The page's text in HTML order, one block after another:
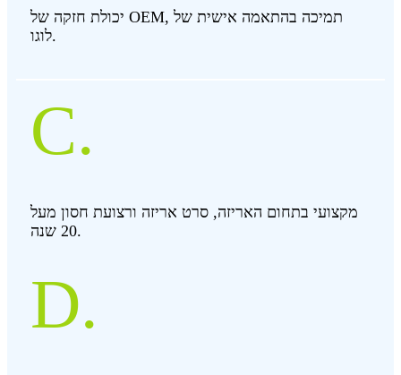
יכולת חזקה של OEM, תמיכה בהתאמה אישית של
לוגו.
C.
מקצועי בתחום האריזה, סרט אריזה ורצועת חסון מעל
20 שנה.
D.